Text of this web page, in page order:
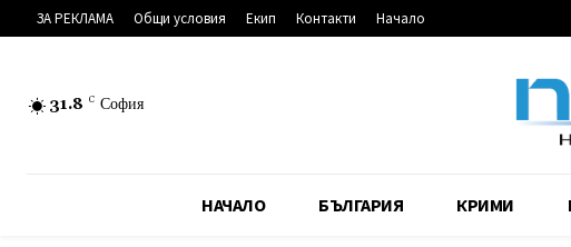
ЗА РЕКЛАМА Общи условия Екип Контакти Начало
31.8 C София
НАЧАЛО БЪЛГАРИЯ КРИМИ